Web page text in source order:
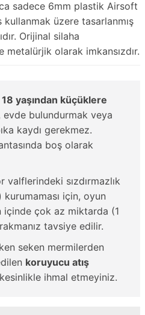
sadece 6mm plastik Airsoft
üzere tasarlanmış
Orijinal silaha
olarak imkansızdır.
18 yaşından küçüklere
evde bulundurmak veya
kaydı gerekmez.
boş olarak
valflerindeki sızdırmazlık
için, oyun
çok az miktarda (1
tavsiye edilir.
seken mermilerden
koruyucu atış
ihmal etmeyiniz.